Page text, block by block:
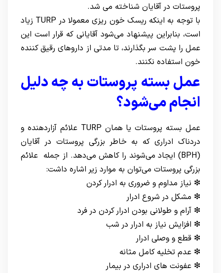
پروستات در آقایان شناخته می شد.
با توجه به اینکه ریسک خون ریزی معمولا در TURP زیاد
است، بنابراین پیشنهاد می‌شود آقایانی که قرار است این
عمل را پشت سر بگذارند، تا مدتی از داروهای رقیق کننده
خون استفاده نکنند.
عمل بسته پروستات به چه دلیل
انجام می‌شود؟
عمل بسته پروستات یا همان TURP علائم آزاردهنده و
دردناک ادراری که به خاطر بزرگی پروستات در آقایان
(BPH) ایجاد می‌شوند را کاهش می‌دهد. از جمله علائم
بزرگی پروستات می‌توان به موارد زیر اشاره داشت:
❇ نیاز مداوم و ضروری به ادرار کردن
❇ مشکل در شروع ادرار
❇ آرام و طولانی بودن ادرار کردن در فرد
❇ افزایش نیاز به ادرار در شب
❇ قطع و وصلی ادرار
❇ عدم تخلیه کامل مثانه
❇ عفونت های ادراری در بیمار